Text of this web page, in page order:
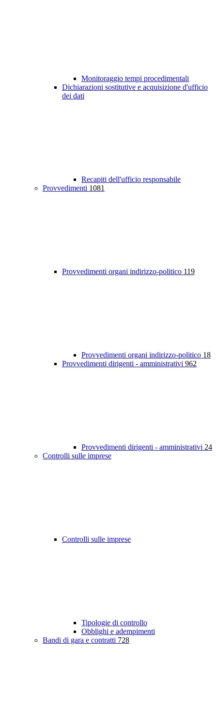
Monitoraggio tempi procedimentali
Dichiarazioni sostitutive e acquisizione d'ufficio
dei dati
Recapiti dell'ufficio responsabile
Provvedimenti 1081
Provvedimenti organi indirizzo-politico 119
Provvedimenti organi indirizzo-politico 18
Provvedimenti dirigenti - amministrativi 962
Provvedimenti dirigenti - amministrativi 24
Controlli sulle imprese
Controlli sulle imprese
Tipologie di controllo
Obblighi e adempimenti
Bandi di gara e contratti 728